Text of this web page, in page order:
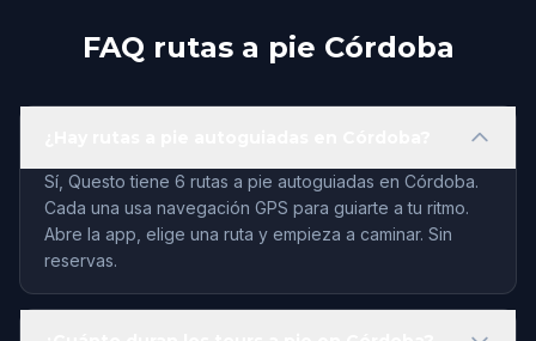
FAQ rutas a pie Córdoba
Sí, Questo tiene 6 rutas a pie autoguiadas en Córdoba.
Cada una usa navegación GPS para guiarte a tu ritmo.
Abre la app, elige una ruta y empieza a caminar. Sin
reservas.